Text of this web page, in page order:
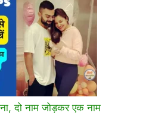
दो नाम जोड़कर एक नाम